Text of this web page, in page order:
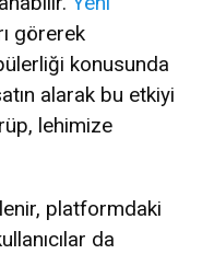
görerek
konusunda
alarak bu etkiyi
lehimize
platformdaki
da